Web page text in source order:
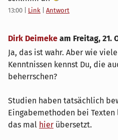
13:00 Link Antwort
Dirk Deimeke am Freitag, 21.
Ja, das ist wahr. Aber wie
Kenntnissen kennst Du, die
beherrschen?
Studien haben tatsächlich
Eingabemethoden bei
das mal hier übersetzt.